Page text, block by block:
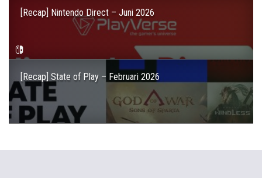
[Recap] Nintendo Direct – Juni 2026
[Recap] State of Play – Februari 2026